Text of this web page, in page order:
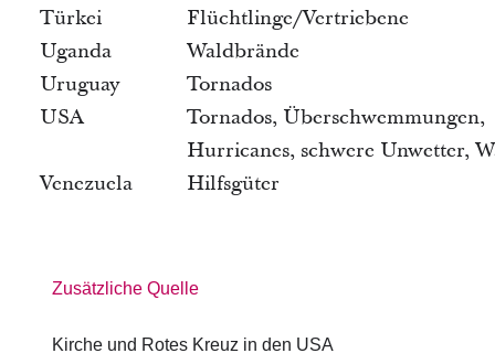
Türkei
Flüchtlinge/Vertriebene
Uganda
Waldbrände
Uruguay
Tornados
USA
Tornados, Überschwemmungen,
Hurricanes, schwere Unwetter,
Venezuela
Hilfsgüter
Zusätzliche Quelle
Kirche und Rotes Kreuz in den USA